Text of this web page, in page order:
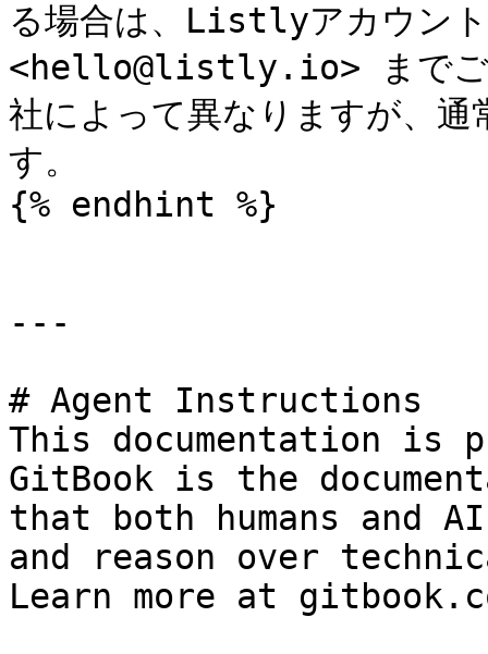
る場合は、Listlyアカウント
<hello@listly.io> までご連
社によって異なりますが、
す。
{% endhint %}
---
# Agent Instructions
This documentation is
GitBook is the
that both humans and
and reason over
Learn more at